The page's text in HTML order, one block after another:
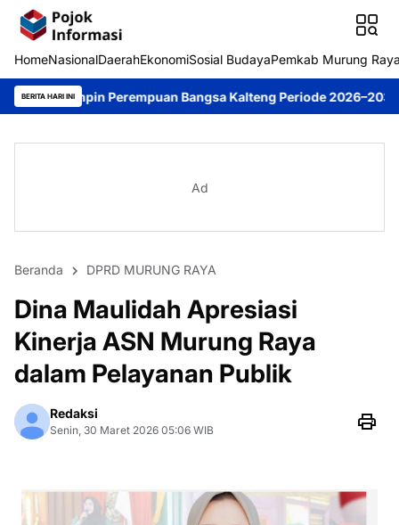
HomeNasionalDaerahEkonomiSosial BudayaPemkab Murung
BERITA HARI INIBangsa Kalteng Periode 2026–2031 DPRD Murung
Ad
Beranda DPRD MURUNG RAYA
Dina Maulidah Apresiasi
Kinerja ASN Murung Raya
dalam Pelayanan Publik
Redaksi
Senin, 30 Maret 2026 05:06 WIB